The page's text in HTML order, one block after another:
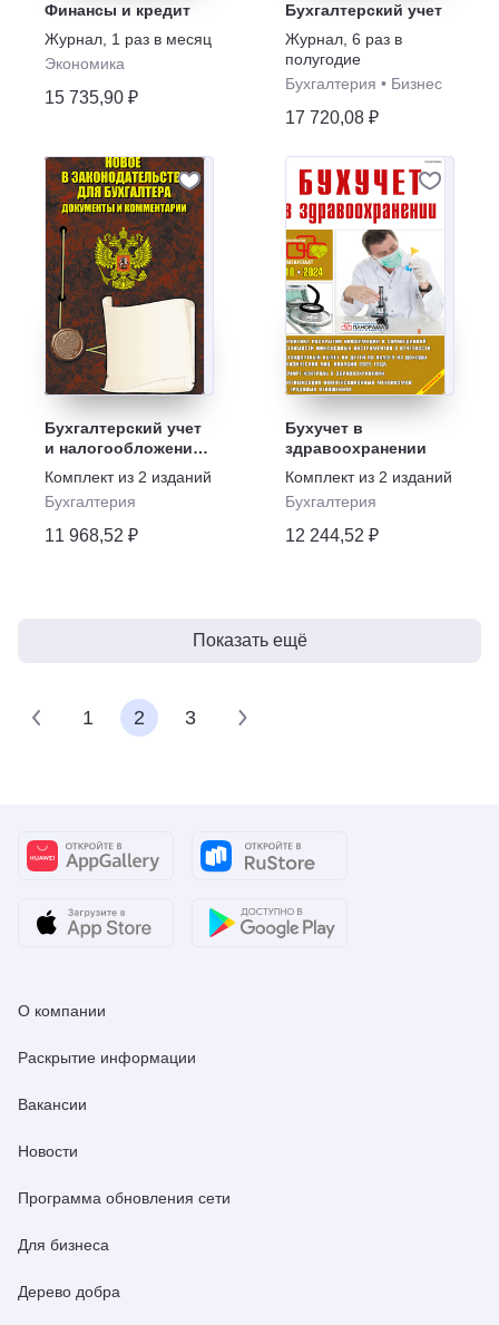
Финансы и кредит
Журнал 1 раз в месяц
Экономика
15 735,90 ₽
Бухгалтерский учет
Журнал 6 раз в
полугодие
Бухгалтерия • Бизнес
17 720,08 ₽
Бухгалтерский учет
и налогообложение
в бюджетных
организациях
Комплект из 2 изданий
Бухгалтерия
11 968,52 ₽
Бухучет в
здравоохранении
Комплект из 2 изданий
Бухгалтерия
12 244,52 ₽
Показать ещё
1 2 3
О компании
Раскрытие информации
Вакансии
Новости
Программа обновления сети
Для бизнеса
Дерево добра